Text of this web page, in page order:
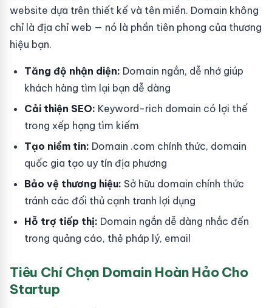
website dựa trên thiết kế và tên miền. Domain không
chỉ là địa chỉ web — nó là phần tiên phong của thương
hiệu bạn.
Tăng độ nhận diện: Domain ngắn, dễ nhớ giúp
khách hàng tìm lại bạn dễ dàng
Cải thiện SEO: Keyword-rich domain có lợi thế
trong xếp hạng tìm kiếm
Tạo niềm tin: Domain .com chính thức, domain
quốc gia tạo uy tín địa phương
Bảo vệ thương hiệu: Sở hữu domain chính thức
tránh các đối thủ cạnh tranh lợi dụng
Hỗ trợ tiếp thị: Domain ngắn dễ dàng nhắc đến
trong quảng cáo, thẻ pháp lý, email
Tiêu Chí Chọn Domain Hoàn Hảo Cho
Startup